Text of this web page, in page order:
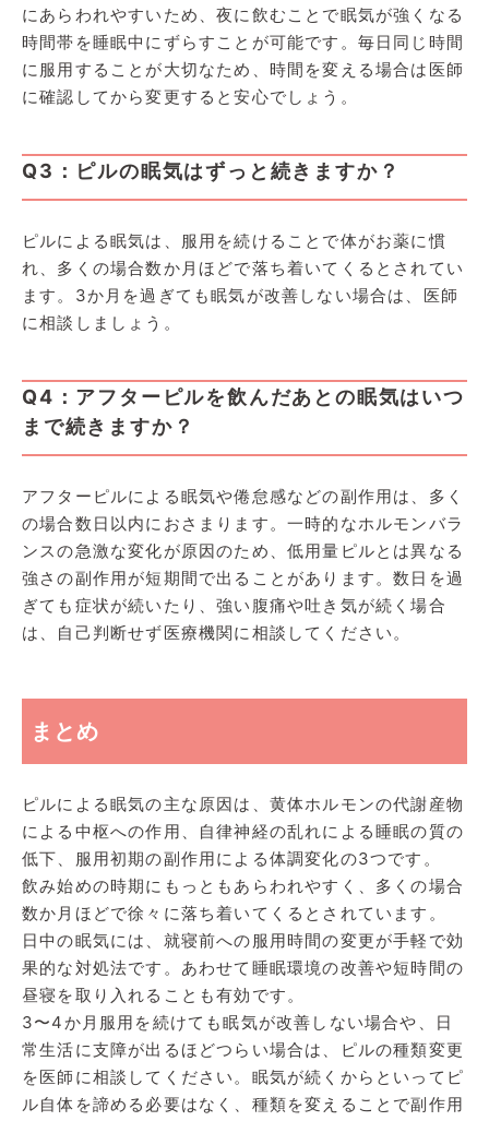
にあらわれやすいため、夜に飲むことで眠気が強くなる
時間帯を睡眠中にずらすことが可能です。毎日同じ時間
に服用することが大切なため、時間を変える場合は医師
に確認してから変更すると安心でしょう。
Q3：ピルの眠気はずっと続きますか？
ピルによる眠気は、服用を続けることで体がお薬に慣
れ、多くの場合数か月ほどで落ち着いてくるとされてい
ます。3か月を過ぎても眠気が改善しない場合は、医師
に相談しましょう。
Q4：アフターピルを飲んだあとの眠気はいつ
まで続きますか？
アフターピルによる眠気や倦怠感などの副作用は、多く
の場合数日以内におさまります。一時的なホルモンバラ
ンスの急激な変化が原因のため、低用量ピルとは異なる
強さの副作用が短期間で出ることがあります。数日を過
ぎても症状が続いたり、強い腹痛や吐き気が続く場合
は、自己判断せず医療機関に相談してください。
まとめ
ピルによる眠気の主な原因は、黄体ホルモンの代謝産物
による中枢への作用、自律神経の乱れによる睡眠の質の
低下、服用初期の副作用による体調変化の3つです。
飲み始めの時期にもっともあらわれやすく、多くの場合
数か月ほどで徐々に落ち着いてくるとされています。
日中の眠気には、就寝前への服用時間の変更が手軽で効
果的な対処法です。あわせて睡眠環境の改善や短時間の
昼寝を取り入れることも有効です。
3〜4か月服用を続けても眠気が改善しない場合や、日
常生活に支障が出るほどつらい場合は、ピルの種類変更
を医師に相談してください。眠気が続くからといってピ
ル自体を諦める必要はなく、種類を変えることで副作用